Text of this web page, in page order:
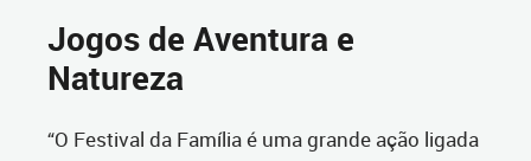
Jogos de Aventura e
Natureza
“O Festival da Família é uma grande ação ligada